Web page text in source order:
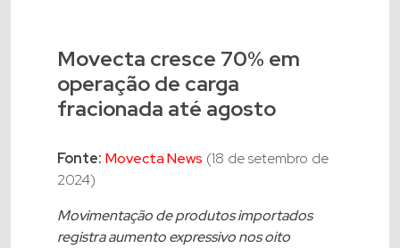
Movecta cresce 70% em
operação de carga
fracionada até agosto
Fonte: Movecta News (18 de setembro de
2024)
Movimentação de produtos importados
registra aumento expressivo nos oito